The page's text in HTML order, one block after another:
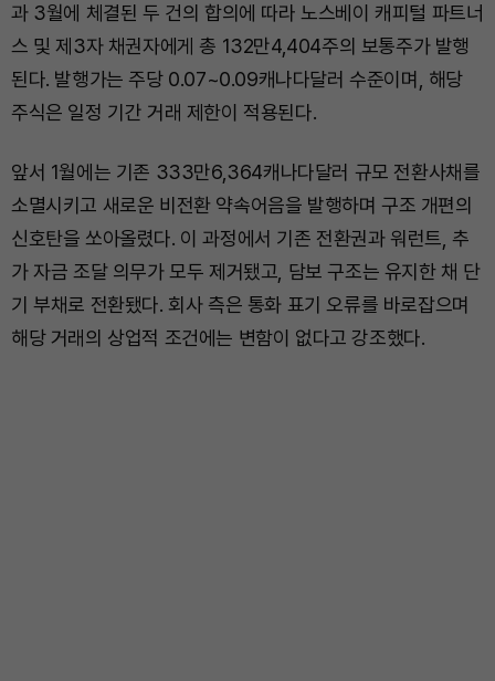
과 3월에 체결된 두 건의 합의에 따라 노스베이 캐피털 파트너
스 및 제3자 채권자에게 총 132만4,404주의 보통주가 발행
된다. 발행가는 주당 0.07~0.09캐나다달러 수준이며, 해당
주식은 일정 기간 거래 제한이 적용된다.
앞서 1월에는 기존 333만6,364캐나다달러 규모 전환사채를
소멸시키고 새로운 비전환 약속어음을 발행하며 구조 개편의
신호탄을 쏘아올렸다. 이 과정에서 기존 전환권과 워런트, 추
가 자금 조달 의무가 모두 제거됐고, 담보 구조는 유지한 채 단
기 부채로 전환됐다. 회사 측은 통화 표기 오류를 바로잡으며
해당 거래의 상업적 조건에는 변함이 없다고 강조했다.